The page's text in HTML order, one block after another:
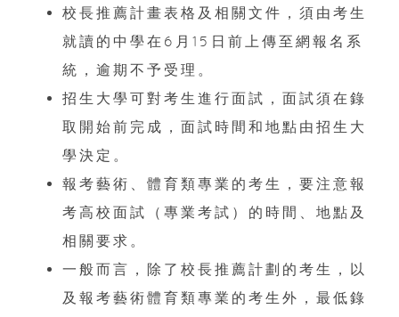
校長推薦計畫表格及相關文件，須由考生
就讀的中學在6月15日前上傳至網報名系
統，逾期不予受理。
招生大學可對考生進行面試，面試須在錄
取開始前完成，面試時間和地點由招生大
學決定。
報考藝術、體育類專業的考生，要注意報
考高校面試（專業考試）的時間、地點及
相關要求。
一般而言，除了校長推薦計劃的考生，以
及報考藝術體育類專業的考生外，最低錄